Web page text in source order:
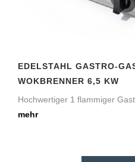
EDELSTAHL GASTRO-
WOKBRENNER 6,5 KW
Hochwertiger 1 flammiger
mehr